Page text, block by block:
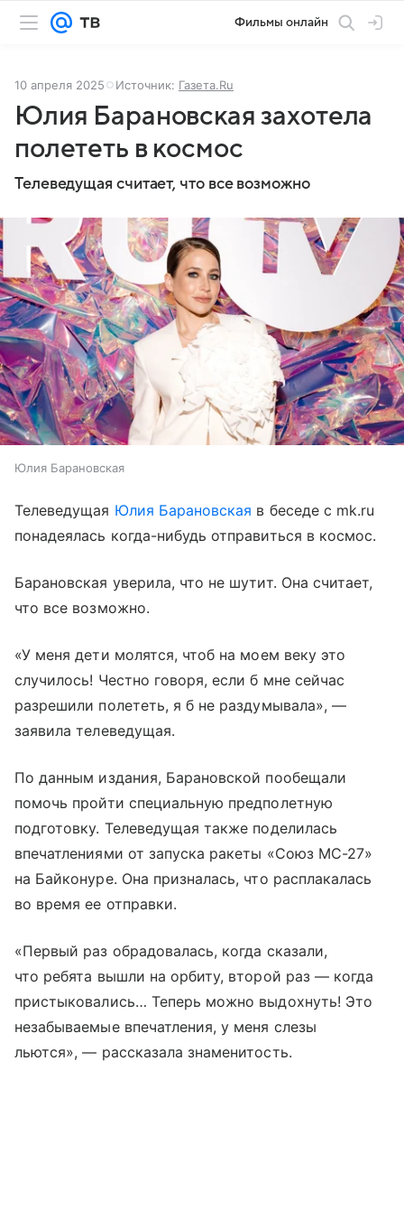
Фильмы онлайн
10 апреля 2025 Источник: Газета.Ru
Юлия Барановская захотела
полететь в космос
Телеведущая считает, что все возможно
Юлия Барановская
Телеведущая Юлия Барановская в беседе с mk.ru
понадеялась когда-нибудь отправиться в космос.
Барановская уверила, что не шутит. Она считает,
что все возможно.
«У меня дети молятся, чтоб на моем веку это
случилось! Честно говоря, если б мне сейчас
разрешили полететь, я б не раздумывала», —
заявила телеведущая.
По данным издания, Барановской пообещали
помочь пройти специальную предполетную
подготовку. Телеведущая также поделилась
впечатлениями от запуска ракеты «Союз МС-27»
на Байконуре. Она призналась, что расплакалась
во время ее отправки.
«Первый раз обрадовалась, когда сказали,
что ребята вышли на орбиту, второй раз — когда
пристыковались… Теперь можно выдохнуть! Это
незабываемые впечатления, у меня слезы
льются», — рассказала знаменитость.